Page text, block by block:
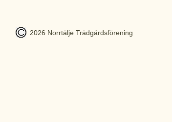
2026 Norrtälje Trädgårdsförening